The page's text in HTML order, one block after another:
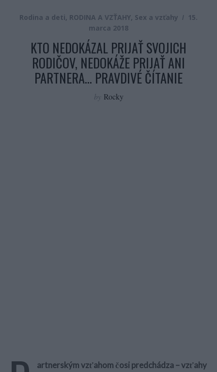
Rodina a deti, RODINA A VZŤAHY, Sex a vzťahy
15.
marca 2018
KTO NEDOKÁZAL PRIJAŤ SVOJICH
RODIČOV, NEDOKÁŽE PRIJAŤ ANI
PARTNERA… PRAVDIVÉ ČÍTANIE
by Rocky
artnerským vzťahom čosi predchádza – vzťahy